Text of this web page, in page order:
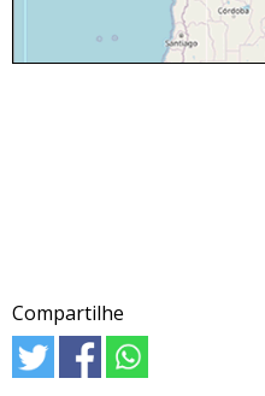
Compartilhe